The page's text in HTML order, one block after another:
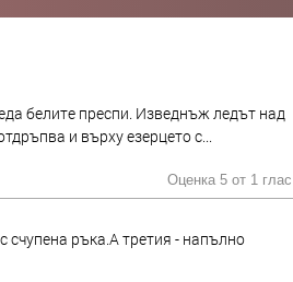
белите преспи. Изведнъж ледът над
и върху езерцето с...
Оценка 5 от 1 глас
счупена ръка.А третия - напълно